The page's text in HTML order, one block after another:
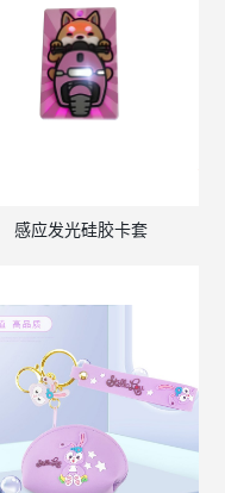
感应发光硅胶卡套